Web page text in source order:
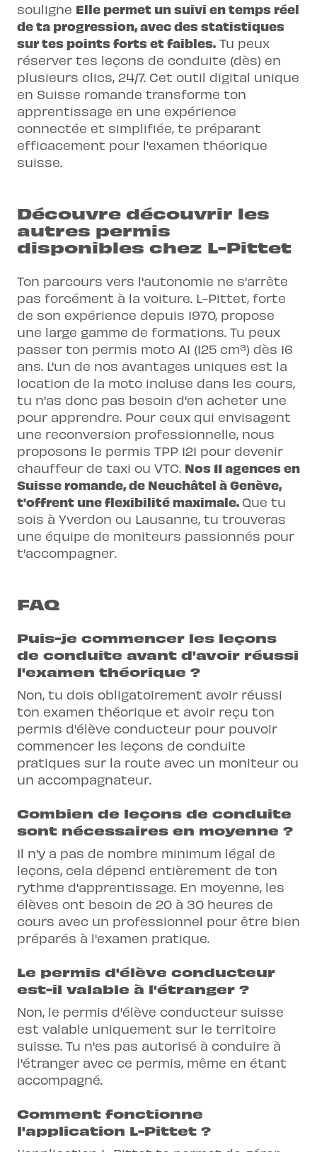
souligne Elle permet un suivi en temps réel
de ta progression, avec des statistiques
sur tes points forts et faibles. Tu peux
réserver tes leçons de conduite (dès) en
plusieurs clics, 24/7. Cet outil digital unique
en Suisse romande transforme ton
apprentissage en une expérience
connectée et simplifiée, te préparant
efficacement pour l'examen théorique
suisse.
Découvre découvrir les
autres permis
disponibles chez L-Pittet
Ton parcours vers l'autonomie ne s'arrête
pas forcément à la voiture. L-Pittet, forte
de son expérience depuis 1970, propose
une large gamme de formations. Tu peux
passer ton permis moto A1 (125 cm³) dès 16
ans. L'un de nos avantages uniques est la
location de la moto incluse dans les cours,
tu n'as donc pas besoin d'en acheter une
pour apprendre. Pour ceux qui envisagent
une reconversion professionnelle, nous
proposons le permis TPP 121 pour devenir
chauffeur de taxi ou VTC. Nos 11 agencesen
Suisse romande, de Neuchâtel à Genève,
t'offrent une flexibilité maximale. Que tu
sois à Yverdon ou Lausanne, tu trouveras
une équipe de moniteurs passionnés pour
t'accompagner.
FAQ
Puis-je commencer les leçons
de conduite avant d'avoir réussi
l'examen théorique ?
Non, tu dois obligatoirement avoir réussi
ton examen théorique et avoir reçu ton
permis d'élève conducteur pour pouvoir
commencer les leçons de conduite
pratiques sur la route avec un moniteur ou
un accompagnateur.
Combien de leçons de conduite
sont nécessaires en moyenne ?
Il n'y a pas de nombre minimum légal de
leçons, cela dépend entièrement de ton
rythme d'apprentissage. En moyenne, les
élèves ont besoin de 20 à 30 heures de
cours avec un professionnel pour être bien
préparés à l'examen pratique.
Le permis d'élève conducteur
est-il valable à l'étranger ?
Non, le permis d'élève conducteur suisse
est valable uniquement sur le territoire
suisse. Tu n'es pas autorisé à conduire à
l'étranger avec ce permis, même en étant
accompagné.
Comment fonctionne
l'application L-Pittet ?